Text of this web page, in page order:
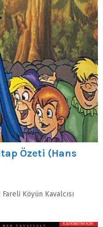
Özeti (Hans
Köyün Kavalcısı